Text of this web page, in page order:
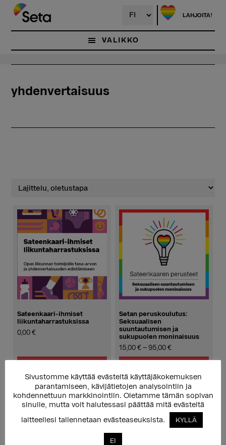
Hyppää
pääsisältöön
LAHJOITA!
VALIKKO
yhdenvertaisuus
Sateenkaari-ihmiset
liikuntaharrastuksissa
0,00€
Setan peruskoulutus:
Seksuaalisen
suuntautumisen ja
sukupuolen moninaisuus
15,00€ – 95,00€Hintaluokka:
15,00 €
95,00 €
Tällä
tuotteella
on
useampi
Voit
Sivustomme käyttää evästeitä käyttäjäkokemuksen
parantamiseen, kävijätietojen analysointiin ja
kohdennettuun markkinointiin. Oletamme tämän sopivan
sinulle, mutta voit halutessasi päättää mitä evästeitä
laitteellesi tallennetaan evästeaseuksista.
KYLLÄ
EI